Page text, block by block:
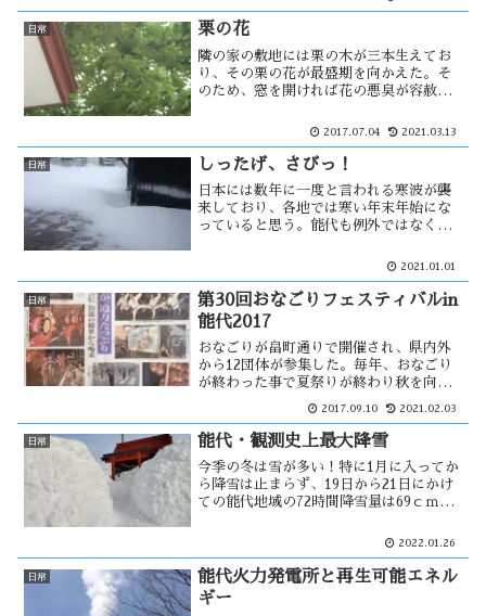
る。ミサイル？・・・
日常 栗の花
隣の家の敷地には栗の木が三本生えてお
り、その栗の花が最盛期を向かえた。そ
のため、窓を開ければ花の悪臭が容赦な
恩恵を与えてくれるため我慢している
と、花が付いていない・・
2017.07.04 2021.03.13
日常 しったげ、さびっ！
日本には数年に一度と言われる寒波が襲
来しており、各地では寒い年末年始にな
っていると思う。能代も例外ではなく、
える。田んぼの方に目をやると、真っ白
の吹き溜まりが砂丘の様に・・
2021.01.01
日常
第30回おなごりフェスティバルin
能代2017
おなごりが畠町通りで開催され、県内外
から12団体が参集した。毎年、おなごり
が終わった事で夏祭りが終わり秋を向か
空の不夜城が参加していない。畠町通り
には電線があるので運行が出来ないため
です。その打開策を考えてみた・・
2017.09.10 2021.02.03
日常 能代・観測史上最大降雪
今季の冬は雪が多い！特に1月に入ってか
ら降雪は止まらず、19日から21日にかけ
ての能代地域の72時間降雪量は69ｃｍを
開始以来 1月としては過去最大の降雪量
荷神社が雪で埋没しそうで・・
2022.01.26
日常
能代火力発電所と再生可能エネル
ギー